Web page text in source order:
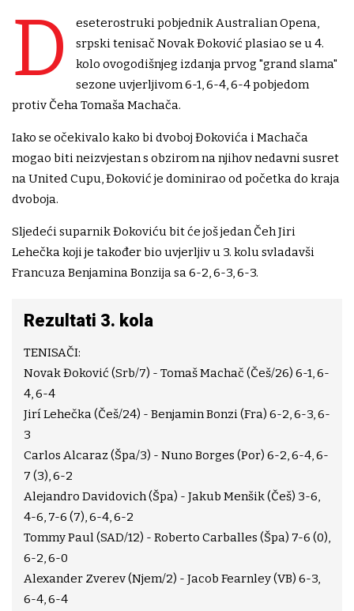
D
eseterostruki pobjednik Australian Opena,
srpski tenisač Novak Đoković plasiao se u 4.
kolo ovogodišnjeg izdanja prvog "grand slama"
sezone uvjerljivom 6-1, 6-4, 6-4 pobjedom
protiv Čeha Tomaša Machača.
Iako se očekivalo kako bi dvoboj Đokovića i Machača
mogao biti neizvjestan s obzirom na njihov nedavni susret
na United Cupu, Đoković je dominirao od početka do kraja
dvoboja.
Sljedeći suparnik Đokoviću bit će još jedan Čeh Jiri
Lehečka koji je također bio uvjerljiv u 3. kolu svladavši
Francuza Benjamina Bonzija sa 6-2, 6-3, 6-3.
Rezultati 3. kola
TENISAČI:
Novak Đoković (Srb/7) - Tomaš Machač (Češ/26) 6-1, 6-
4, 6-4
Jirí Lehečka (Češ/24) - Benjamin Bonzi (Fra) 6-2, 6-3, 6-
3
Carlos Alcaraz (Špa/3) - Nuno Borges (Por) 6-2, 6-4, 6-
7 (3), 6-2
Alejandro Davidovich (Špa) - Jakub Menšik (Češ) 3-6,
4-6, 7-6 (7), 6-4, 6-2
Tommy Paul (SAD/12) - Roberto Carballes (Špa) 7-6 (0),
6-2, 6-0
Alexander Zverev (Njem/2) - Jacob Fearnley (VB) 6-3,
6-4, 6-4